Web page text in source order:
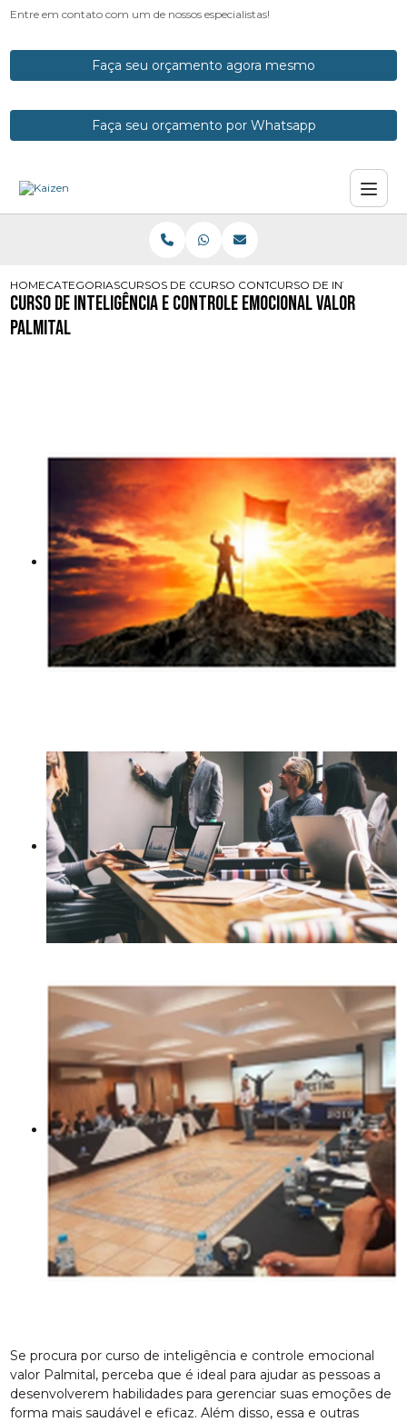
Entre em contato com um de nossos especialistas!
Faça seu orçamento agora mesmo
Faça seu orçamento por Whatsapp
HOMECATEGORIASCURSOS DE CONTROLE EMOCIONAL
CURSO CONTROLE EMOCIONAL
CURSO DE
Curso de Inteligência e Controle Emocional Valor
Palmital
Se procura por curso de inteligência e controle emocional
valor Palmital, perceba que é ideal para ajudar as pessoas a
desenvolverem habilidades para gerenciar suas emoções de
forma mais saudável e eficaz. Além disso, essa e outras